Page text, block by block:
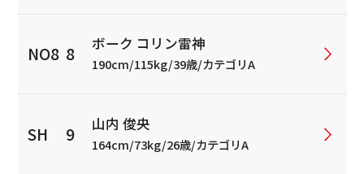
ボーク コリン雷神
190cm/115kg/39歳/カテゴリA
山内 俊央
164cm/73kg/26歳/カテゴリA